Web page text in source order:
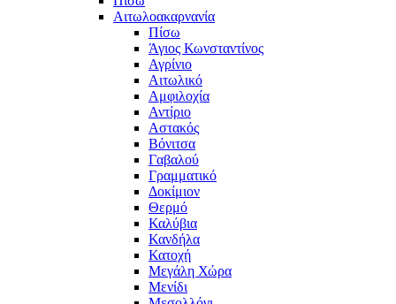
Αιτωλοακαρνανία
Πίσω
Άγιος Κωνσταντίνος
Αγρίνιο
Αιτωλικό
Αμφιλοχία
Αντίριο
Αστακός
Βόνιτσα
Γαβαλού
Γραμματικό
Δοκίμιον
Θερμό
Καλύβια
Κανδήλα
Κατοχή
Μεγάλη Χώρα
Μενίδι